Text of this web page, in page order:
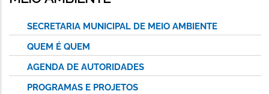
PÁGINA
SECRETARIA MUNICIPAL DE MEIO AMBIENTE
QUEM É QUEM
AGENDA DE AUTORIDADES
PROGRAMAS E PROJETOS